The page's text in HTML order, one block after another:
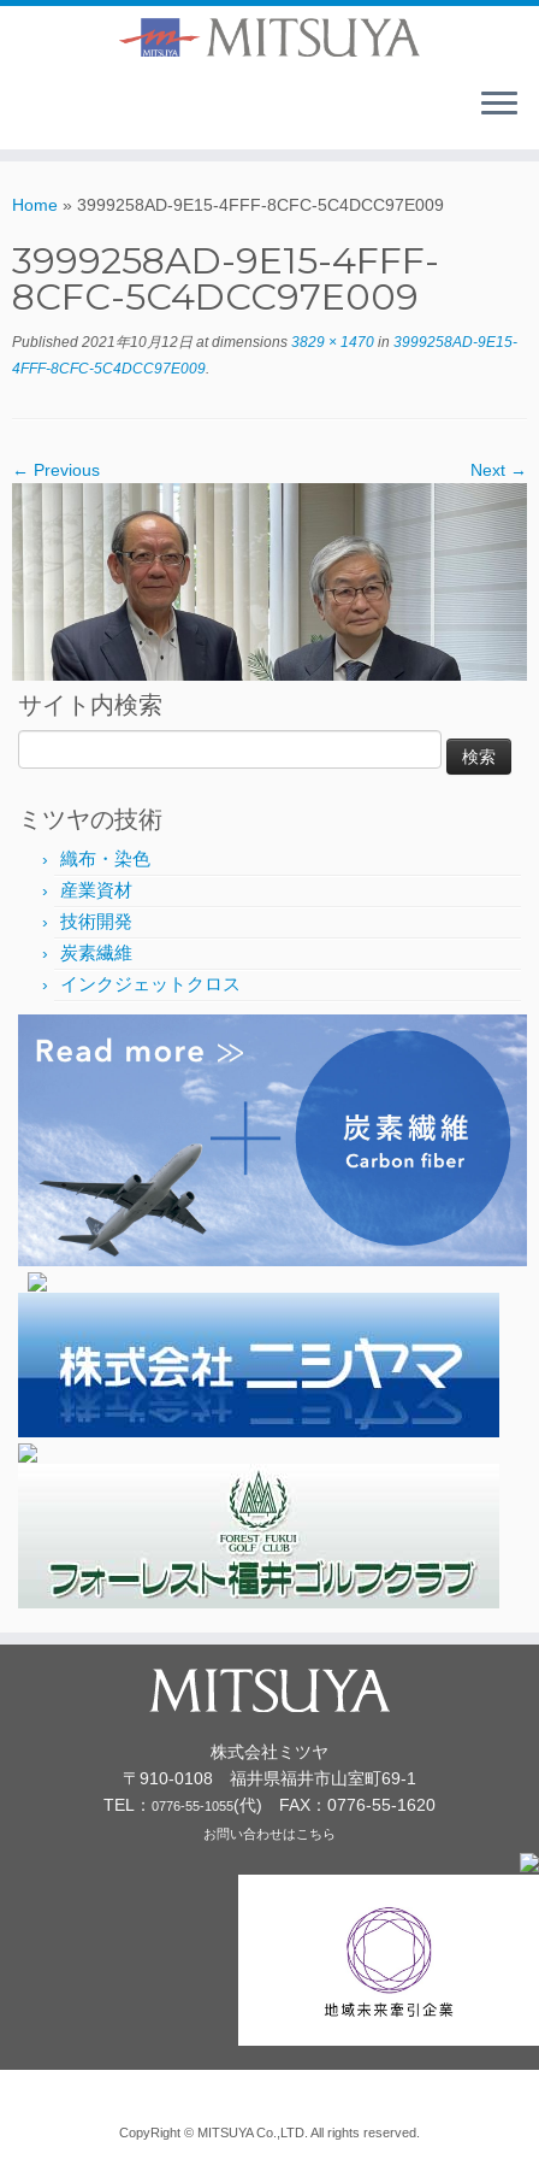
Home » 3999258AD-9E15-4FFF-8CFC-5C4DCC97E009
3999258AD-9E15-4FFF-
8CFC-5C4DCC97E009
Published 2021年10月12日 at dimensions 3829 × 1470 in 3999258AD-9E15-
4FFF-8CFC-5C4DCC97E009.
← Previous Next →
サイト内検索
索:
ミツヤの技術
織布・染色
産業資材
技術開発
炭素繊維
インクジェットクロス
株式会社ミツヤ
〒910-0108 福井県福井市山室町69-1
TEL： 0776-55-1055(代) FAX：0776-55-1620
お問い合わせはこちら
CopyRight © MITSUYA Co.,LTD. All rights reserved.